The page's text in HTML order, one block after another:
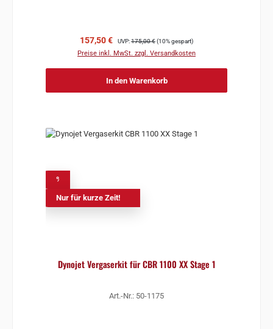
Verkaufspreis:
157,50 € Regulärer Preis:
UVP:175,00 €(10% gespart)
Preise inkl. MwSt. zzgl. Versandkosten
In den Warenkorb
Nur für kurze Zeit!
Dynojet Vergaserkit für CBR 1100 XX Stage 1
Art.-Nr.: 50-1175